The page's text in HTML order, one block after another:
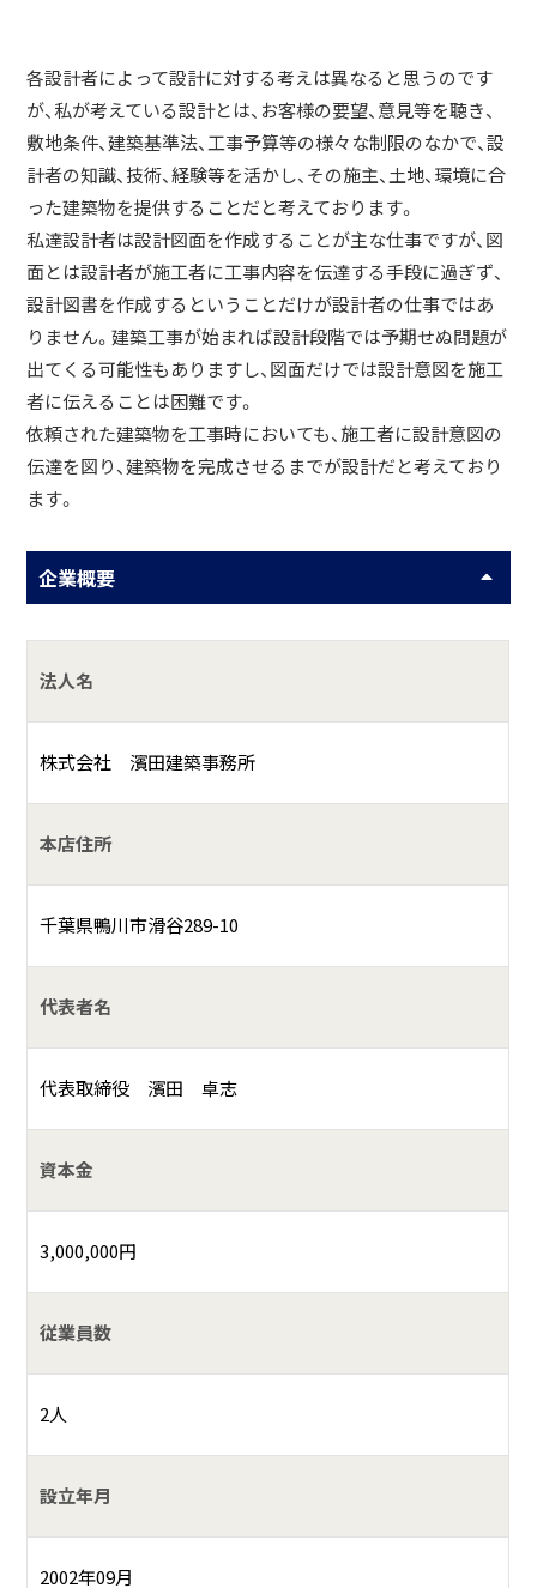
各設計者によって設計に対する考えは異なると思うのです
が、私が考えている設計とは、お客様の要望、意見等を聴き、
敷地条件、建築基準法、工事予算等の様々な制限のなかで、設
計者の知識、技術、経験等を活かし、その施主、土地、環境に合
った建築物を提供することだと考えております。
私達設計者は設計図面を作成することが主な仕事ですが、図
面とは設計者が施工者に工事内容を伝達する手段に過ぎず、
設計図書を作成するということだけが設計者の仕事ではあ
りません。建築工事が始まれば設計段階では予期せぬ問題が
出てくる可能性もありますし、図面だけでは設計意図を施工
者に伝えることは困難です。
依頼された建築物を工事時においても、施工者に設計意図の
伝達を図り、建築物を完成させるまでが設計だと考えており
ます。
企業概要
法人名
株式会社 濱田建築事務所
本店住所
千葉県鴨川市滑谷289-10
代表者名
代表取締役 濱田 卓志
資本金
3,000,000円
従業員数
2人
設立年月
2002年09月